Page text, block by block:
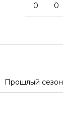
0 0
Прошлый сезон